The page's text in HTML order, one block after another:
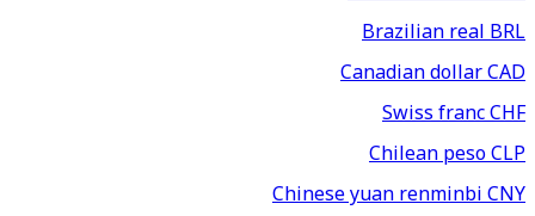
Brazilian realBRL
Canadian dollarCAD
Swiss francCHF
Chilean pesoCLP
Chinese yuan renminbiCNY